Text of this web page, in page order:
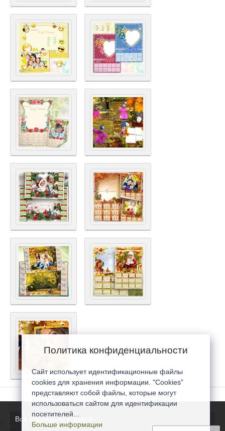
Все последние новости
Политика конфиденциальности
Сайт использует идентификационные файлы
cookies для хранения информации. "Cookies"
представляют собой файлы, которые могут
использоваться сайтом для идентификации
посетителей...
Больше информации